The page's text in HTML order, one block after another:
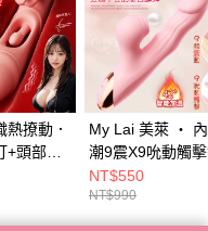
熱撩動．
+頭部強
出汁 快
摩棒-
My Lai 美萊 ‧
潮9震X9吮動觸
加溫按摩棒-蜜粉
E523041
NT$550
NT$990